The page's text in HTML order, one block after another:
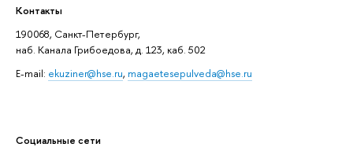
Контакты
190068, Санкт-Петербург,
наб. Канала Грибоедова, д. 123, каб. 502
E-mail: ekuziner@hse.ru, magaetesepulveda@hse.ru
Социальные сети